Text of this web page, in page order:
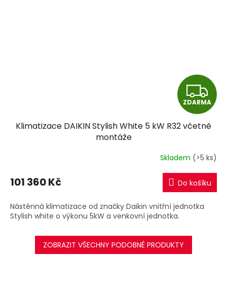
Z
D
A
R
M
A
ZDARMA
Klimatizace DAIKIN Stylish White 5 kW R32 včetně
montáže
Skladem (>5 ks)
101 360 Kč Do košíku
Nástěnná klimatizace od značky Daikin vnitřní jednotka
Stylish white o výkonu 5kW a venkovní jednotka.
ZOBRAZIT VŠECHNY PODOBNÉ PRODUKTY